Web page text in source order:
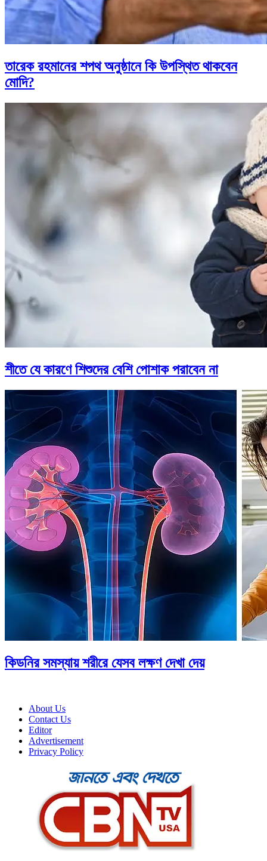
তারেক রহমানের শপথ অনুষ্ঠানে কি উপস্থিত থাকবেন
মোদি?
শীতে যে কারণে শিশুদের বেশি পোশাক পরাবেন না
কিডনির সমস্যায় শরীরে যেসব লক্ষণ দেখা দেয়
About Us
Contact Us
Editor
Advertisement
Privacy Policy